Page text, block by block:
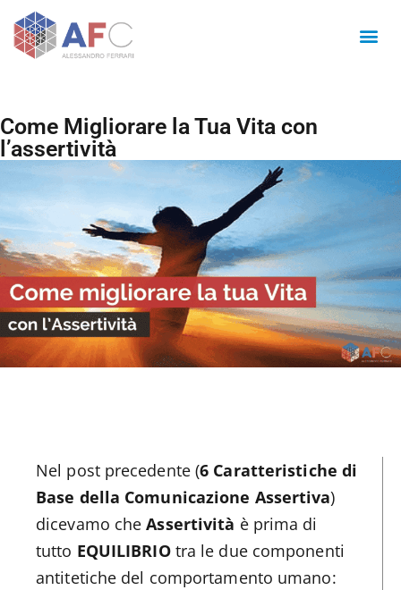
Come Migliorare la Tua Vita con
l’assertività
Nel post precedente (6 Caratteristiche di
Base della Comunicazione Assertiva)
dicevamo cheAssertività è prima di
tutto EQUILIBRIOtra le due componenti
antitetiche del comportamento umano: